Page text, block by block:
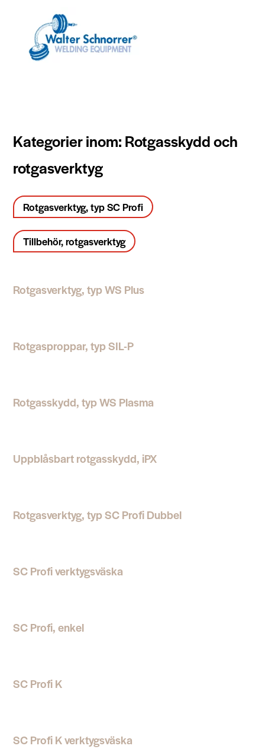
Kategorier inom: Rotgasskydd och
rotgasverktyg
Rotgasverktyg, typ SC Profi
Tillbehör, rotgasverktyg
Rotgasverktyg, typ WS Plus
Rotgasproppar, typ SIL-P
Rotgasskydd, typ WS Plasma
Uppblåsbart rotgasskydd, iPX
Rotgasverktyg, typ SC Profi Dubbel
SC Profi verktygsväska
SC Profi, enkel
SC Profi K
SC Profi K verktygsväska